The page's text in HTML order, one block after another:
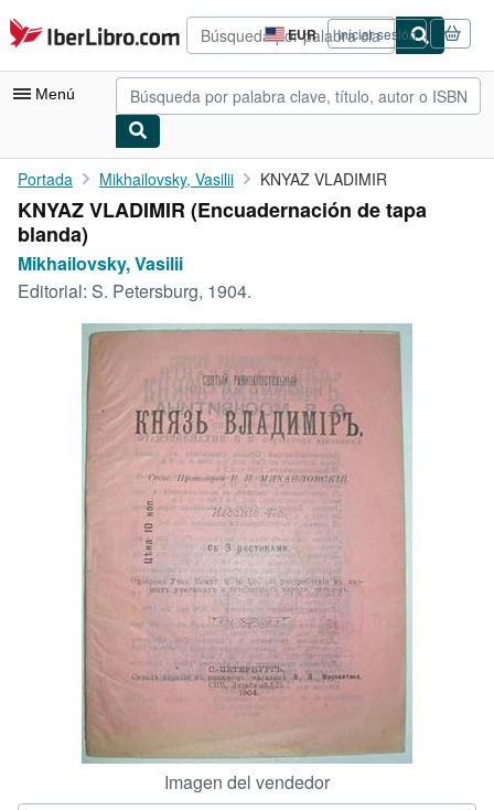
Pasar al contenido principal
IberLibro.com EUR
Preferencias
de
compra
del
Iniciar sesión
Menú
Mi cuenta
Consultar mis pedidos
Búsqueda avanzada
Colecciones
Libros antiguos
Arte y coleccionismo
Vendedores
Comenzar a vender
CERRAR
Portada Mikhailovsky, Vasilii KNYAZ VLADIMIR
KNYAZ VLADIMIR (Encuadernación de tapa
blanda)
Mikhailovsky, Vasilii
Editorial: S. Petersburg, 1904.
Imagen del vendedor